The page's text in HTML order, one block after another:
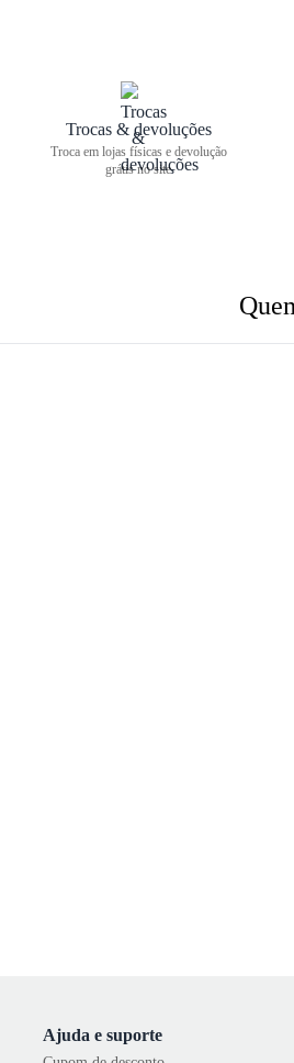
Trocas & devoluções
Troca em lojas físicas e devolução
grátis no site
Ajuda e suporte